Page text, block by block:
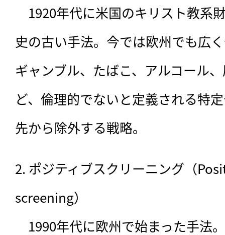
1920年代に米国のキリスト教系
史の古い手法。今では欧州でも広
ギャンブル、たばこ、アルコール
ど、倫理的でないと定義される特
先から除外する戦略。
2. ポジティブスクリーニング（
screening）
1990年代に欧州で始まった手法